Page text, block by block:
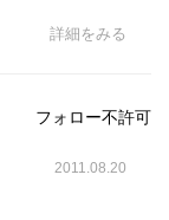
詳細をみる
フォロー不許可
2011.08.20